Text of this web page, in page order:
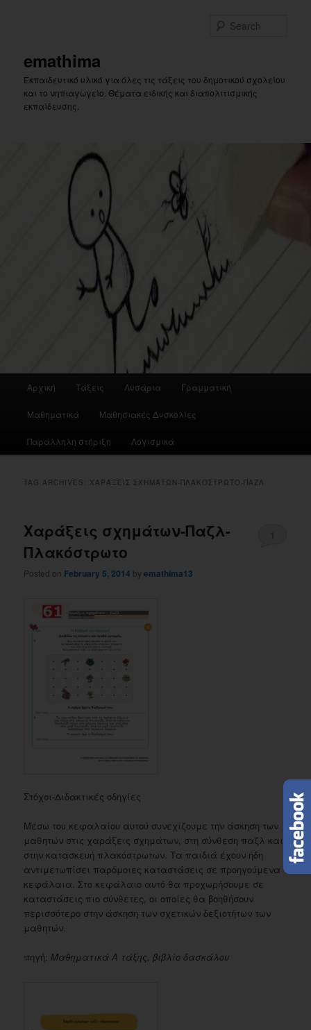
emathima
Εκπαιδευτικό υλικό για όλες τις τάξεις του δημοτικού σχολείου
και το νηπιαγωγείο. Θέματα ειδικής και διαπολιτισμικής
εκπαίδευσης.
Αρχική Τάξεις Λυσάρια Γραμματική
Μαθηματικά Μαθησιακές Δυσκολίες
Παράλληλη στήριξη Λογισμικά
TAG ARCHIVES: ΧΑΡΆΞΕΙΣ ΣΧΗΜΆΤΩΝ-ΠΛΑΚΌΣΤΡΩΤΟ-ΠΑΖΛ
Χαράξεις σχημάτων-Παζλ-
Πλακόστρωτο
Posted on February 5, 2014 byemathima13
1
Στόχοι-Διδακτικές οδηγίες
Μέσω του κεφαλαίου αυτού συνεχίζουμε την άσκηση των
μαθητών στις χαράξεις σχημάτων, στη σύνθεση παζλ και
στην κατασκευή πλακόστρωτων. Τα παιδιά έχουν ήδη
αντιμετωπίσει παρόμοιες καταστάσεις σε προηγούμενα
κεφάλαια. Στο κεφάλαιο αυτό θα προχωρήσουμε σε
καταστάσεις πιο σύνθετες, οι οποίες θα βοηθήσουν
περισσότερο στην άσκηση των σχετικών δεξιοτήτων των
μαθητών.
πηγή:Μαθηματικά Α τάξης, βιβλίο δασκάλου